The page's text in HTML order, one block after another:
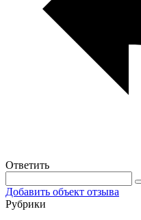
Ответить
Добавить объект отзыва
Рубрики